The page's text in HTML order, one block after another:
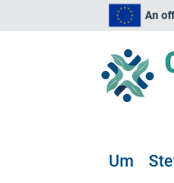
An
Um